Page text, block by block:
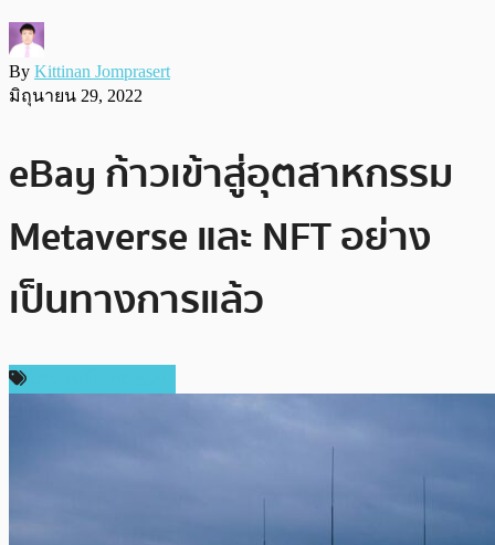
By Kittinan Jomprasert
มิถุนายน 29, 2022
eBay ก้าวเข้าสู่อุตสาหกรรม
Metaverse และ NFT อย่าง
เป็นทางการแล้ว